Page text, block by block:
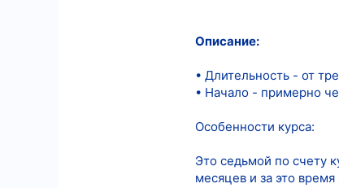
Описание:
• Длительность - от
• Начало - примерно
Особенности курса:
Это седьмой по счету
месяцев и за это